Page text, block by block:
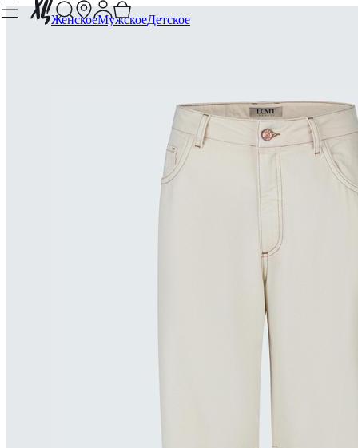
ЖенскоеМужскоеДетское